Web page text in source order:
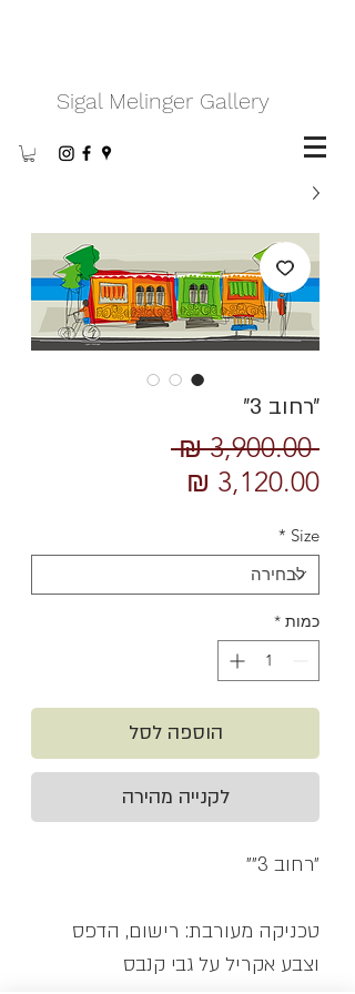
Sigal Melinger Gallery
״רחוב 3״
‏3,900.00 ‏₪
מחיר
Size
*
כמות *
הוספה לסל
לקנייה מהירה
״רחוב 3״״
טכניקה מעורבת: רישום, הדפס
וצבע אקריל על גבי קנבס